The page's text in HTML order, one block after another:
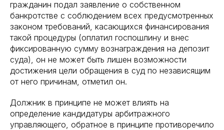
гражданин подал заявление о собственном
банкротстве с соблюдением всех предусмотренных
законом требований, касающихся финансирования
такой процедуры (оплатил госпошлину и внес
фиксированную сумму вознаграждения на депозит
суда), он не может быть лишен возможности
достижения цели обращения в суд по независящим
от него причинам, отметил он.
Должник в принципе не может влиять на
определение кандидатуры арбитражного
управляющего, обратное в принципе противоречило